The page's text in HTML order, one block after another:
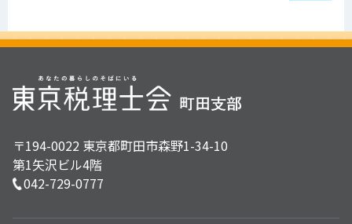
〒194-0022 東京都町田市森野1-34-10
第1矢沢ビル4階
042-729-0777